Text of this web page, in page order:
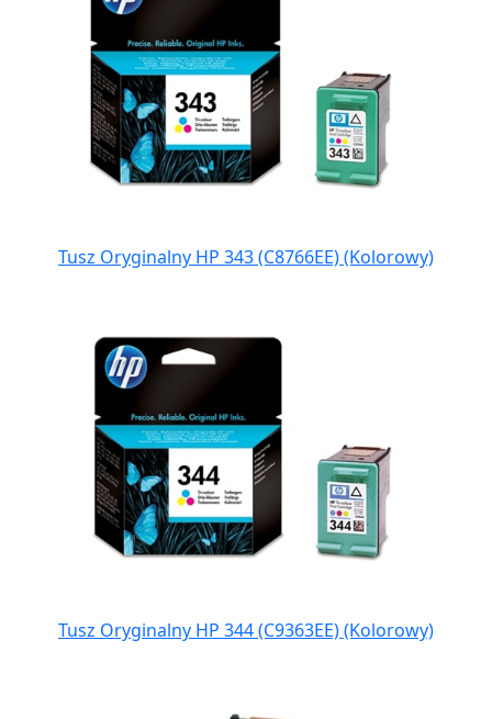
Tusz Oryginalny HP 343 (C8766EE) (Kolorowy)
Tusz Oryginalny HP 344 (C9363EE) (Kolorowy)